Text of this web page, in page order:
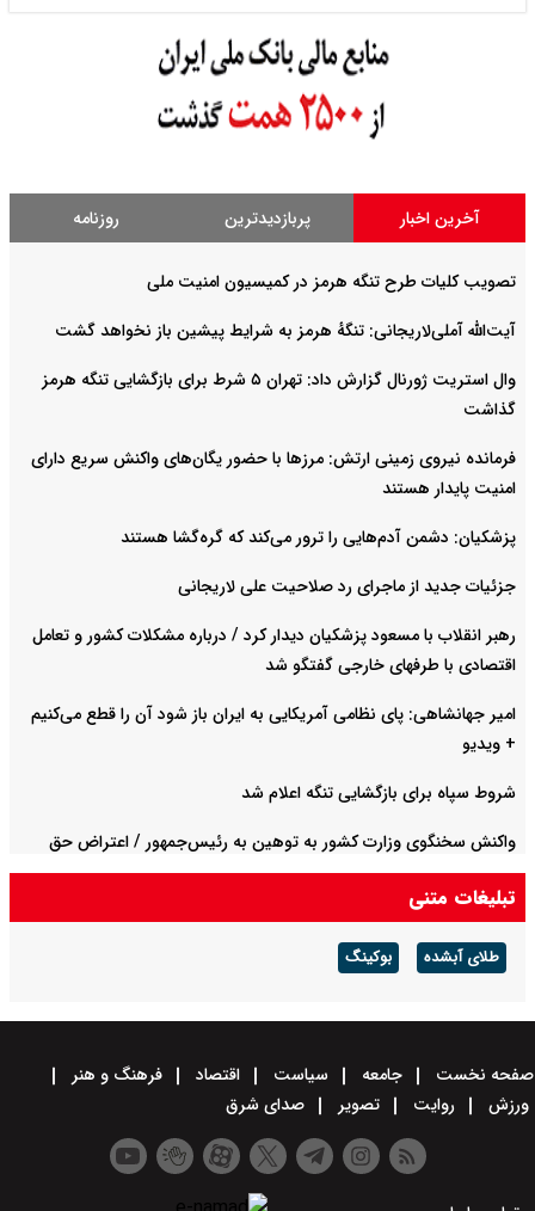
آخرین اخبار پربازدیدترین روزنامه
تصویب کلیات طرح تنگه هرمز در کمیسیون امنیت ملی
آیت‌الله آملی‌لاریجانی: تنگهٔ هرمز به شرایط پیشین باز نخواهد گشت
وال استریت ژورنال گزارش داد: تهران ۵ شرط برای بازگشایی تنگه هرمز
گذاشت
فرمانده نیروی زمینی ارتش: مرزها با حضور یگان‌های واکنش سریع دارای
امنیت پایدار هستند
پزشکیان: دشمن آدم‌هایی را ترور می‌کند که گره‌گشا هستند
جزئیات جدید از ماجرای رد صلاحیت علی لاریجانی
رهبر انقلاب با مسعود پزشکیان دیدار کرد / درباره مشکلات کشور و تعامل
اقتصادی با طرفهای خارجی گفتگو شد
امیر جهانشاهی: پای نظامی آمریکایی به ایران باز شود آن را قطع می‌کنیم
+ ویدیو
شروط سپاه برای بازگشایی تنگه اعلام شد
واکنش سخنگوی وزارت کشور به توهین به رئیس‌جمهور / اعتراض حق
مردم است باید حرف‌ها را بشنویم
تبلیغات متنی
طلای آبشده بوکینگ
صفحه نخست جامعه سیاست اقتصاد
فرهنگ و هنر
ورزش
روایت تصویر صدای شرق